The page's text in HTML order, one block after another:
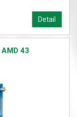
Detail
43